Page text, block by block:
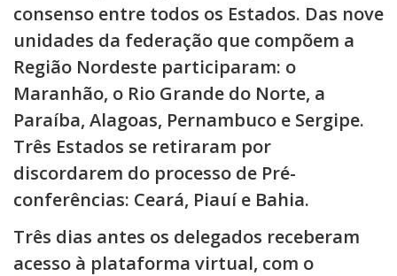
consenso entre todos os Estados. Das nove
unidades da federação que compõem a
Região Nordeste participaram: o
Maranhão, o Rio Grande do Norte, a
Paraíba, Alagoas, Pernambuco e Sergipe.
Três Estados se retiraram por
discordarem do processo de Pré-
conferências: Ceará, Piauí e Bahia.
Três dias antes os delegados receberam
acesso à plataforma virtual, com o